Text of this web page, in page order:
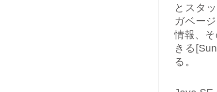
とスタ
ガベー
情報、
きる
る。